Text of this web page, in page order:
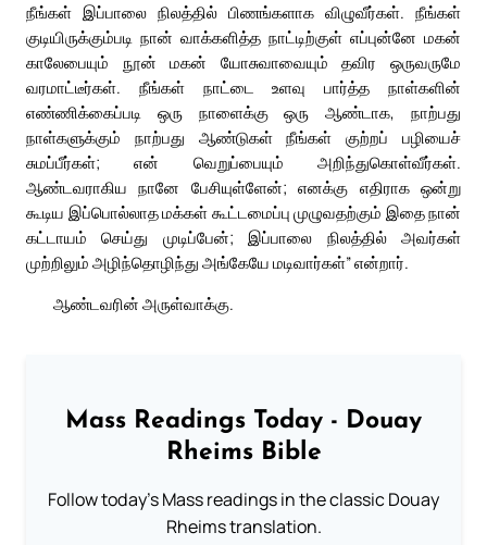
நீங்கள் இப்பாலை நிலத்தில் பிணங்களாக விழுவீர்கள். நீங்கள்
குடியிருக்கும்படி நான் வாக்களித்த நாட்டிற்குள் எப்புன்னே மகன்
காலேபையும் நூன் மகன் யோசுவாவையும் தவிர ஒருவருமே
வரமாட்டீர்கள். நீங்கள் நாட்டை உளவு பார்த்த நாள்களின்
எண்ணிக்கைப்படி ஒரு நாளைக்கு ஒரு ஆண்டாக, நாற்பது
நாள்களுக்கும் நாற்பது ஆண்டுகள் நீங்கள் குற்றப் பழியைச்
சுமப்பீர்கள்; என் வெறுப்பையும் அறிந்துகொள்வீர்கள்.
ஆண்டவராகிய நானே பேசியுள்ளேன்; எனக்கு எதிராக ஒன்று
கூடிய இப்பொல்லாத மக்கள் கூட்டமைப்பு முழுவதற்கும் இதை நான்
கட்டாயம் செய்து முடிப்பேன்; இப்பாலை நிலத்தில் அவர்கள்
முற்றிலும் அழிந்தொழிந்து அங்கேயே மடிவார்கள்” என்றார்.
ஆண்டவரின் அருள்வாக்கு.
Mass Readings Today - Douay
Rheims Bible
Follow today's Mass readings in the classic Douay
Rheims translation.